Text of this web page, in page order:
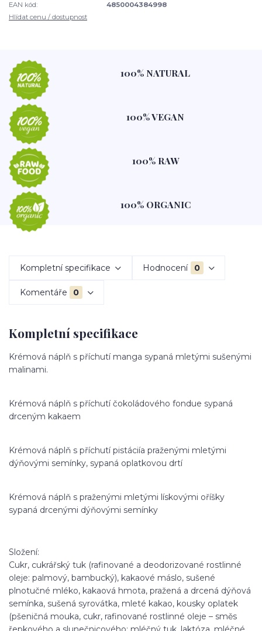
EAN kód:
4850004384998
Hlídat cenu / dostupnost
100% NATURAL
100% VEGAN
100% RAW
100% ORGANIC
Kompletní specifikace Hodnocení 0
Komentáře 0
Kompletní specifikace
Krémová náplň s příchutí manga sypaná mletými sušenými
malinami.
Krémová náplň s příchutí čokoládového fondue sypaná
drceným kakaem
Krémová náplň s příchutí pistáciía praženými mletými
dýňovými semínky, sypaná oplatkovou drtí
Krémová náplň s praženými mletými lískovými oříšky
sypaná drcenými dýňovými semínky
​Složení:
Cukr, cukrářský tuk (rafinované a deodorizované rostlinné
oleje: palmový, bambucký), kakaové máslo, sušené
plnotučné mléko, kakaová hmota, pražená a drcená dýňová
semínka, sušená syrovátka, mleté kakao, kousky oplatek
(pšeničná mouka, cukr, rafinované rostlinné oleje – směs